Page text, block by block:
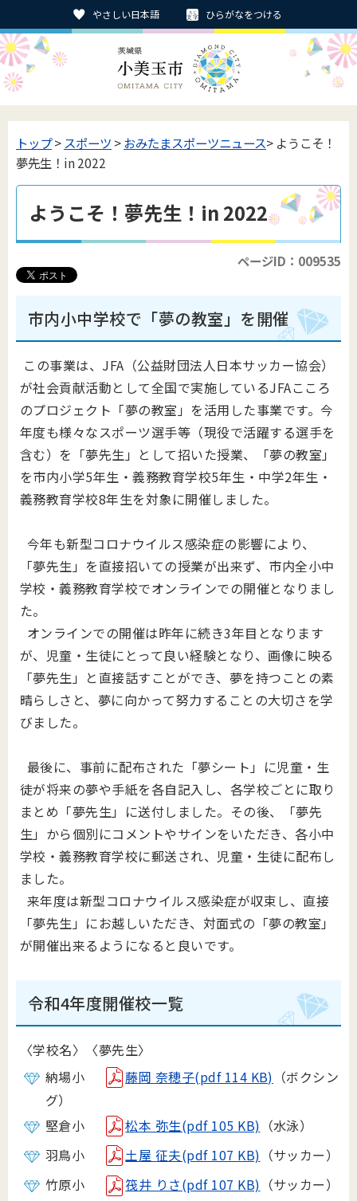
やさしい日本語 ひらがなをつける
トップ> スポーツ >おみたまスポーツニュース> ようこそ！
夢先生！in 2022
ようこそ！夢先生！in 2022
ページID：009535
市内小中学校で「夢の教室」を開催
この事業は、JFA（公益財団法人日本サッカー協会）
が社会貢献活動として全国で実施しているJFAこころ
のプロジェクト「夢の教室」を活用した事業です。今
年度も様々なスポーツ選手等（現役で活躍する選手を
含む）を「夢先生」として招いた授業、「夢の教室」
を市内小学5年生・義務教育学校5年生・中学2年生・
義務教育学校8年生を対象に開催しました。
今年も新型コロナウイルス感染症の影響により、
「夢先生」を直接招いての授業が出来ず、市内全小中
学校・義務教育学校でオンラインでの開催となりまし
た。
オンラインでの開催は昨年に続き3年目となります
が、児童・生徒にとって良い経験となり、画像に映る
「夢先生」と直接話すことができ、夢を持つことの素
晴らしさと、夢に向かって努力することの大切さを学
びました。
最後に、事前に配布された「夢シート」に児童・生
徒が将来の夢や手紙を各自記入し、各学校ごとに取り
まとめ「夢先生」に送付しました。その後、「夢先
生」から個別にコメントやサインをいただき、各小中
学校・義務教育学校に郵送され、児童・生徒に配布し
ました。
来年度は新型コロナウイルス感染症が収束し、直接
「夢先生」にお越しいただき、対面式の「夢の教室」
が開催出来るようになると良いです。
令和4年度開催校一覧
〈学校名〉〈夢先生〉
納場小
藤岡 奈穂子(pdf 114 KB) （ボクシン
グ）
堅倉小
松本 弥生(pdf 105 KB) （水泳）
羽鳥小
土屋 征夫(pdf 107 KB) （サッカー）
竹原小
筏井 りさ(pdf 107 KB) （サッカー）